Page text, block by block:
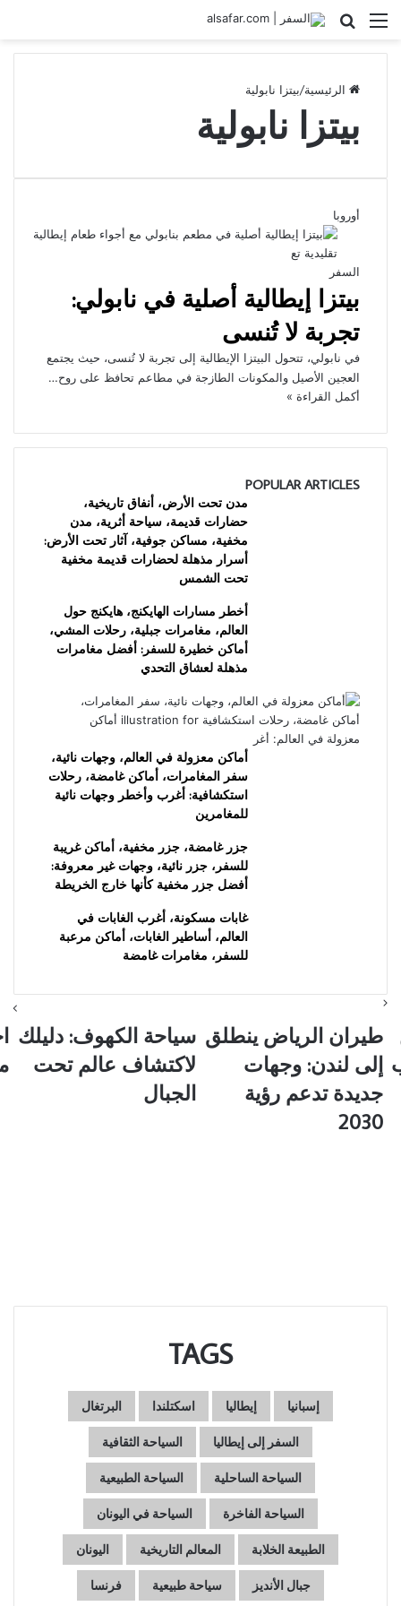
القائمة بحث عن
الرئيسية/بيتزا نابولية
بيتزا نابولية
أوروبا
السفر
بيتزا إيطالية أصلية في نابولي:
تجربة لا تُنسى
في نابولي، تتحول البيتزا الإيطالية إلى تجربة لا تُنسى، حيث يجتمع
العجين الأصيل والمكونات الطازجة في مطاعم تحافظ على روح…
أكمل القراءة »
POPULAR ARTICLES
مدن تحت الأرض، أنفاق تاريخية،
حضارات قديمة، سياحة أثرية، مدن
مخفية، مساكن جوفية، آثار تحت الأرض:
أسرار مذهلة لحضارات قديمة مخفية
تحت الشمس
أخطر مسارات الهايكنج، هايكنج حول
العالم، مغامرات جبلية، رحلات المشي،
أماكن خطيرة للسفر: أفضل مغامرات
مذهلة لعشاق التحدي
أماكن معزولة في العالم، وجهات نائية،
سفر المغامرات، أماكن غامضة، رحلات
استكشافية: أغرب وأخطر وجهات نائية
للمغامرين
جزر غامضة، جزر مخفية، أماكن غريبة
للسفر، جزر نائية، وجهات غير معروفة:
أفضل جزر مخفية كأنها خارج الخريطة
غابات مسكونة، أغرب الغابات في
العالم، أساطير الغابات، أماكن مرعبة
للسفر، مغامرات غامضة
طيران
الرياض
ينطلق
لندن:
وجهات
طيران الرياض ينطلق
إلى لندن: وجهات
جديدة تدعم رؤية
2030
سياحة
الكهوف:
دليلك
لاكتشاف
عالم
سياحة الكهوف: دليلك
لاكتشاف عالم تحت
الجبال
TAGS
إسبانيا إيطاليا اسكتلندا البرتغال
السفر إلى إيطاليا السياحة الثقافية
السياحة الساحلية السياحة الطبيعية
السياحة الفاخرة السياحة في اليونان
الطبيعة الخلابة المعالم التاريخية اليونان
جبال الأنديز سياحة طبيعية فرنسا